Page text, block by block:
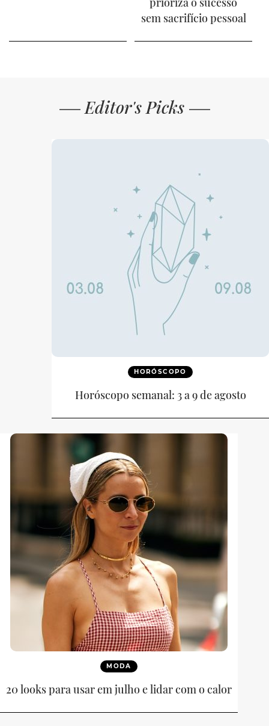
sem sacrifício pessoal
Editor's Picks
HORÓSCOPO
Horóscopo semanal: 3 a 9 de agosto
MODA
20 looks para usar em julho e lidar com o calor